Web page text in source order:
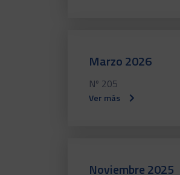
Marzo 2026
Nº 205
Ver más
Noviembre 2025